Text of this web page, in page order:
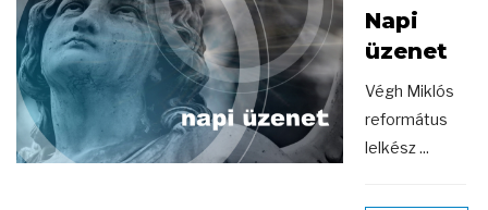
Napi
üzenet
Végh Miklós
református
lelkész ...